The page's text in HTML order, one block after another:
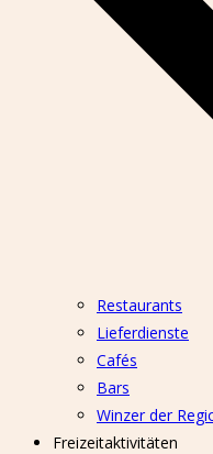
Restaurants
Lieferdienste
Cafés
Bars
Winzer der
Freizeitaktivitäten